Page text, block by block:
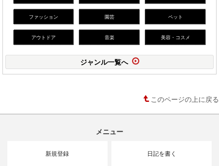
ファッション 園芸 ペット
アウトドア 音楽 美容・コスメ
ジャンル一覧へ
このページの上に戻る
メニュー
新規登録 日記を書く